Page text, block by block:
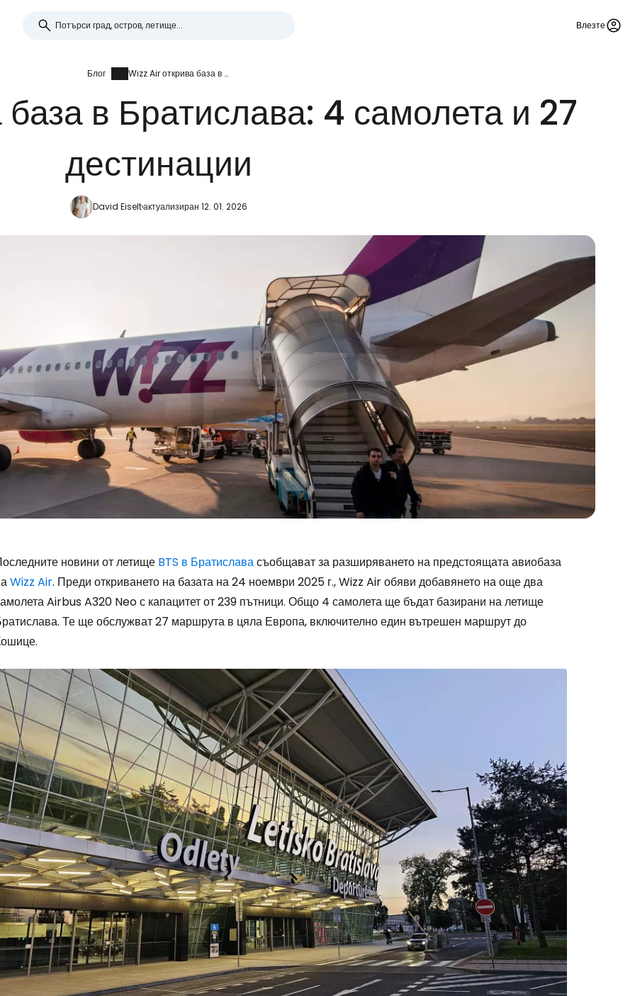
Влезте
Блог Wizz Air открива база в Братислава: 4 самолета и 27 дестинации
в Братислава: 4 самолета и 27
дестинации
David Eiseltактуализиран 12. 01. 2026
новини от летище BTS в Братиславасъобщават за разширяването на предстоящата авиобаза
Wizz Air. Преди откриването на базата на 24 ноември 2025 г., Wizz Air обяви добавянето на още два
Airbus A320 Neo с капацитет от 239 пътници. Общо 4 самолета ще бъдат базирани на летище
Те ще обслужват 27 маршрута в цяла Европа, включително един вътрешен маршрут до